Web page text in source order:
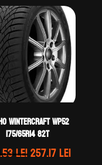
WINTERCRAFT WP52
175/65R14 82T
leiPrețul
257.17leiPrețul